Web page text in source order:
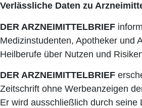
Verlässliche Daten zu
DER ARZNEIMITTELBRIEF
Medizinstudenten, Apotheker und
Heilberufe über Nutzen und
DER ARZNEIMITTELBRIEF
Zeitschrift ohne Werbeanzeigen
Er wird ausschließlich durch seine